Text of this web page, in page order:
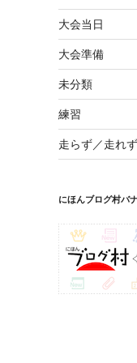
大会当日
大会準備
未分類
練習
走らず／走れず
にほんブログ村バ